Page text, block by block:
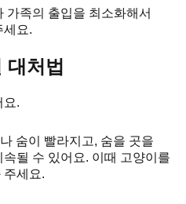
가족의 출입을 최소화해서
세요.
대처법
요.
숨이 빨라지고, 숨을 곳을
될 수 있어요. 이때 고양이를
주세요.